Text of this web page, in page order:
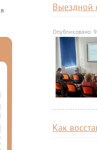
Выездной
Опубликовано:
Как